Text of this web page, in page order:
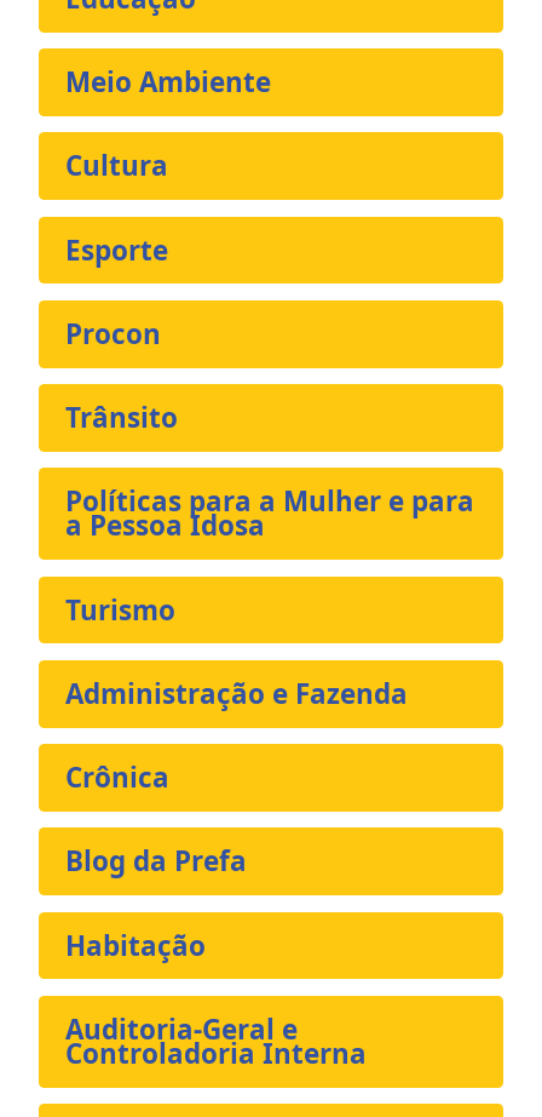
Meio Ambiente
Cultura
Esporte
Procon
Trânsito
Políticas para a Mulher e para
a Pessoa Idosa
Turismo
Administração e Fazenda
Crônica
Blog da Prefa
Habitação
Auditoria-Geral e
Controladoria Interna